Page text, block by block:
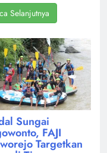
Selanjutnya
Sungai
FAJI
Targetkan